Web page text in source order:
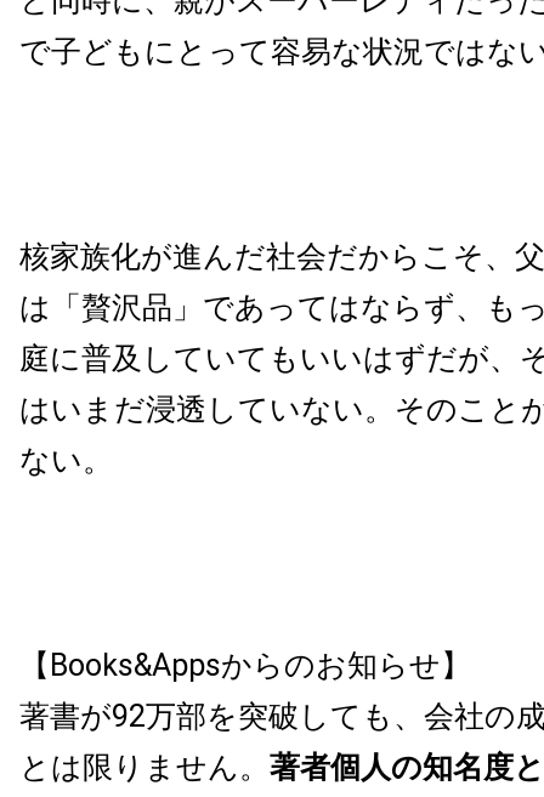
で子どもにとって容易な状況ではな
核家族化が進んだ社会だからこそ、
は「贅沢品」であってはならず、も
庭に普及していてもいいはずだが、
はいまだ浸透していない。そのこと
ない。
【Books&Appsからのお知らせ】
著書が92万部を突破しても、会社の
とは限りません。 著者個人の知名度